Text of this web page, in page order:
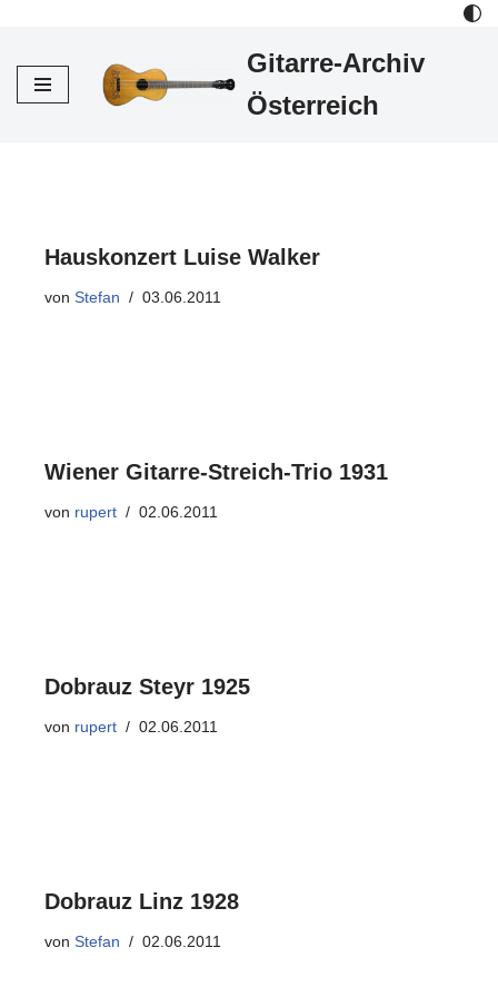
Inhalt
Gitarre-Archiv
Österreich
Hauskonzert Luise Walker
von Stefan 03.06.2011
Wiener Gitarre-Streich-Trio 1931
von rupert 02.06.2011
Dobrauz Steyr 1925
von rupert 02.06.2011
Dobrauz Linz 1928
von Stefan 02.06.2011